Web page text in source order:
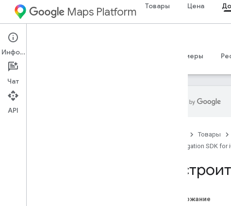
Maps Platform Товары Цена
iOS
Руководства
Примеры
Товары
Navigation SDK for
Содержание
Информация
Чат
API